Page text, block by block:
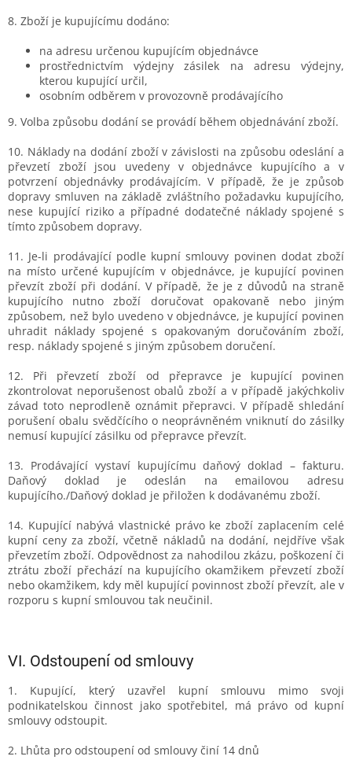
8. Zboží je kupujícímu dodáno:
na adresu určenou kupujícím objednávce
prostřednictvím výdejny zásilek na adresu výdejny,
kterou kupující určil,
osobním odběrem v provozovně prodávajícího
9. Volba způsobu dodání se provádí během objednávání zboží.
10. Náklady na dodání zboží v závislosti na způsobu odeslání a
převzetí zboží jsou uvedeny v objednávce kupujícího a v
potvrzení objednávky prodávajícím. V případě, že je způsob
dopravy smluven na základě zvláštního požadavku kupujícího,
nese kupující riziko a případné dodatečné náklady spojené s
tímto způsobem dopravy.
11. Je-li prodávající podle kupní smlouvy povinen dodat zboží
na místo určené kupujícím v objednávce, je kupující povinen
převzít zboží při dodání. V případě, že je z důvodů na straně
kupujícího nutno zboží doručovat opakovaně nebo jiným
způsobem, než bylo uvedeno v objednávce, je kupující povinen
uhradit náklady spojené s opakovaným doručováním zboží,
resp. náklady spojené s jiným způsobem doručení.
12. Při převzetí zboží od přepravce je kupující povinen
zkontrolovat neporušenost obalů zboží a v případě jakýchkoliv
závad toto neprodleně oznámit přepravci. V případě shledání
porušení obalu svědčícího o neoprávněném vniknutí do zásilky
nemusí kupující zásilku od přepravce převzít.
13. Prodávající vystaví kupujícímu daňový doklad – fakturu.
Daňový doklad je odeslán na emailovou adresu
kupujícího./Daňový doklad je přiložen k dodávanému zboží.
14. Kupující nabývá vlastnické právo ke zboží zaplacením celé
kupní ceny za zboží, včetně nákladů na dodání, nejdříve však
převzetím zboží. Odpovědnost za nahodilou zkázu, poškození či
ztrátu zboží přechází na kupujícího okamžikem převzetí zboží
nebo okamžikem, kdy měl kupující povinnost zboží převzít, ale v
rozporu s kupní smlouvou tak neučinil.
VI. Odstoupení od smlouvy
1. Kupující, který uzavřel kupní smlouvu mimo svoji
podnikatelskou činnost jako spotřebitel, má právo od kupní
smlouvy odstoupit.
2. Lhůta pro odstoupení od smlouvy činí 14 dnů